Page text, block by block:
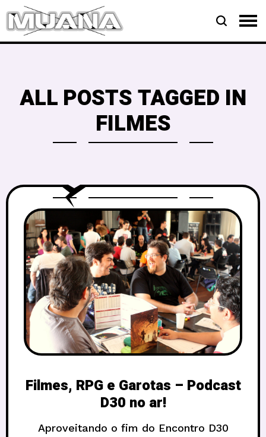
ALL POSTS TAGGED IN
FILMES
Filmes, RPG e Garotas – Podcast
D30 no ar!
Aproveitando o fim do Encontro D30